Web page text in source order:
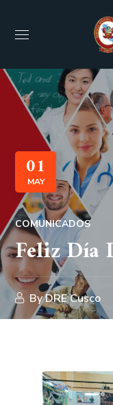
01
MAY
COMUNICADOS
Feliz Día
ByDRE Cusco